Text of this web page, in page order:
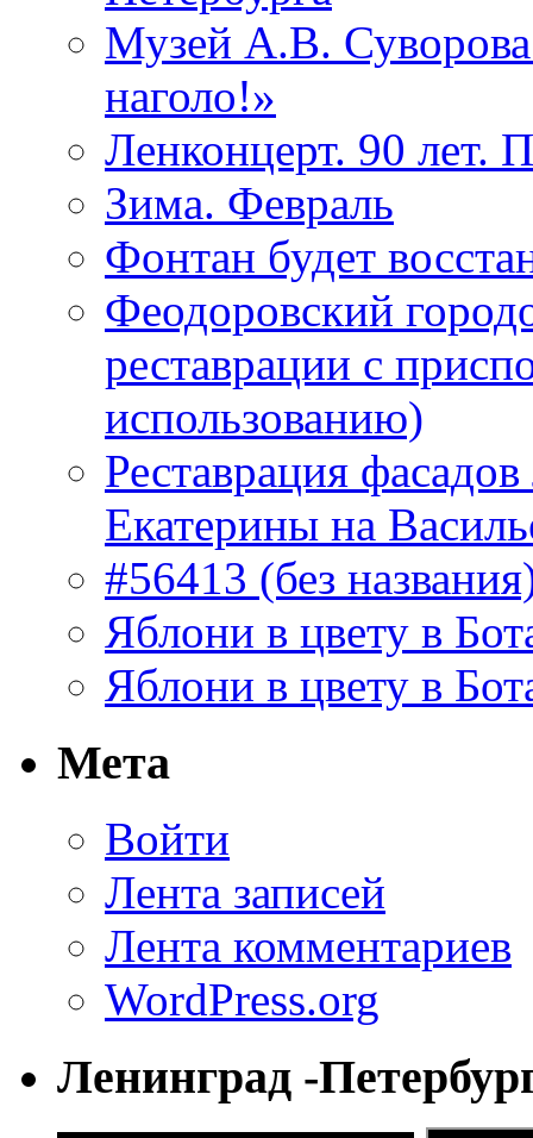
Музей А.В.
наголо!»
Ленконцерт. 90 лет.
Зима. Февраль
Фонтан будет
Феодоровский
реставрации с
использованию)
Реставрация
Екатерины на
#56413 (без
Яблони в цвету в
Яблони в цвету в
Мета
Войти
Лента записей
Лента комментариев
WordPress.org
Ленинград -